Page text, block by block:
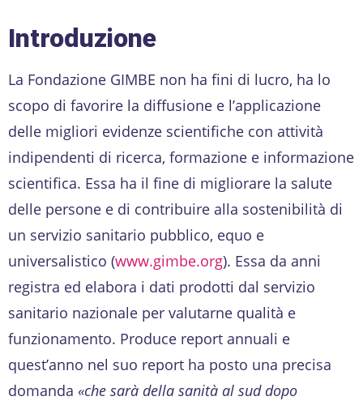
Introduzione
La Fondazione GIMBE non ha fini di lucro, ha lo
scopo di favorire la diffusione e l’applicazione
delle migliori evidenze scientifiche con attività
indipendenti di ricerca, formazione e informazione
scientifica. Essa ha il fine di migliorare la salute
delle persone e di contribuire alla sostenibilità di
un servizio sanitario pubblico, equo e
universalistico (www.gimbe.org). Essa da anni
registra ed elabora i dati prodotti dal servizio
sanitario nazionale per valutarne qualità e
funzionamento. Produce report annuali e
quest’anno nel suo report ha posto una precisa
domanda «che sarà della sanità al sud dopo